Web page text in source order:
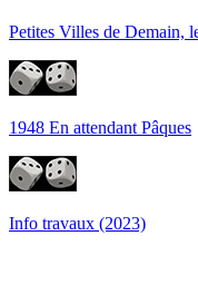
Petites Villes de Demain,
1948 En attendant Pâques
Info travaux (2023)